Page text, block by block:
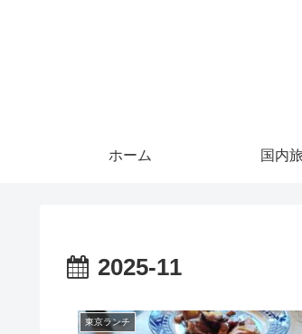
ホーム 国内
2025-11
東京ランチ